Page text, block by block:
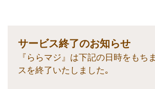
サービス終了のお知らせ
『ららマジ』は下記の日時をもち
スを終了いたしました｡